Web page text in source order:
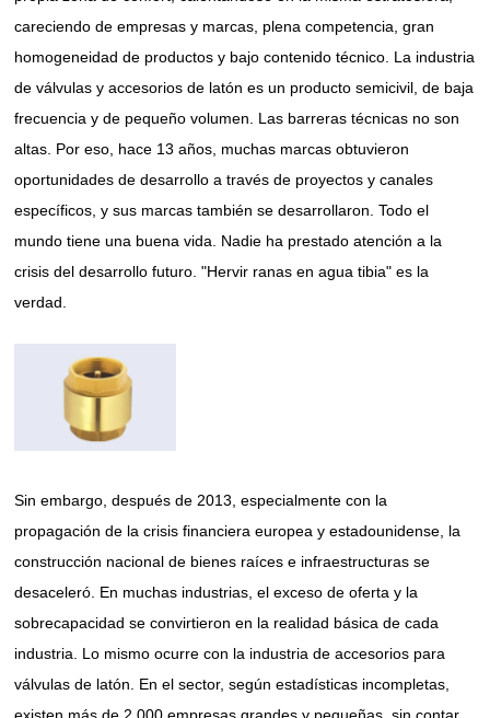
careciendo de empresas y marcas, plena competencia, gran
homogeneidad de productos y bajo contenido técnico. La industria
de válvulas y accesorios de latón es un producto semicivil, de baja
frecuencia y de pequeño volumen. Las barreras técnicas no son
altas. Por eso, hace 13 años, muchas marcas obtuvieron
oportunidades de desarrollo a través de proyectos y canales
específicos, y sus marcas también se desarrollaron. Todo el
mundo tiene una buena vida. Nadie ha prestado atención a la
crisis del desarrollo futuro. "Hervir ranas en agua tibia" es la
verdad.
Sin embargo, después de 2013, especialmente con la
propagación de la crisis financiera europea y estadounidense, la
construcción nacional de bienes raíces e infraestructuras se
desaceleró. En muchas industrias, el exceso de oferta y la
sobrecapacidad se convirtieron en la realidad básica de cada
industria. Lo mismo ocurre con la industria de accesorios para
válvulas de latón. En el sector, según estadísticas incompletas,